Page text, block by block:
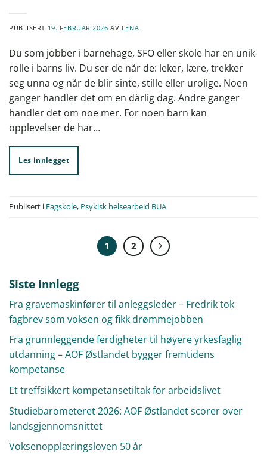
PUBLISERT 19. FEBRUAR 2026 AV LENA
Du som jobber i barnehage, SFO eller skole har en unik
rolle i barns liv. Du ser de når de: leker, lære, trekker
seg unna og når de blir sinte, stille eller urolige. Noen
ganger handler det om en dårlig dag. Andre ganger
handler det om noe mer. For noen barn kan
opplevelser de har…
Les innlegget
Publisert i Fagskole, Psykisk helsearbeid BUA
1 2
Siste innlegg
Fra gravemaskinfører til anleggsleder – Fredrik tok
fagbrev som voksen og fikk drømmejobben
Fra grunnleggende ferdigheter til høyere yrkesfaglig
utdanning – AOF Østlandet bygger fremtidens
kompetanse
Et treffsikkert kompetansetiltak for arbeidslivet
Studiebarometeret 2026: AOF Østlandet scorer over
landsgjennomsnittet
Voksenopplæringsloven 50 år